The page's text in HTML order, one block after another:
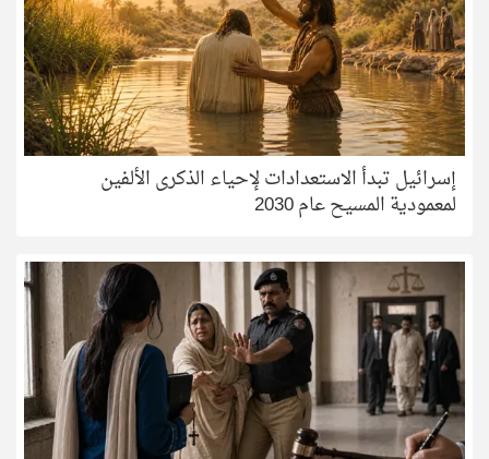
إسرائيل تبدأ الاستعدادات لإحياء الذكرى الألفين
لمعمودية المسيح عام 2030